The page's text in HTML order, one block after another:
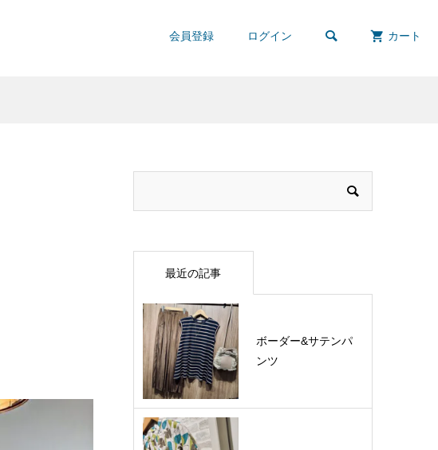
会員登録 ログイン  カート
最近の記事
ボーダー&サテンパ
ンツ